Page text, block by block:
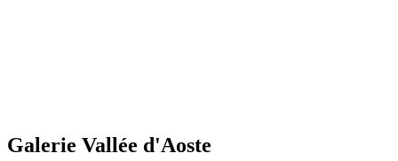
Galerie Vallée d'Aoste